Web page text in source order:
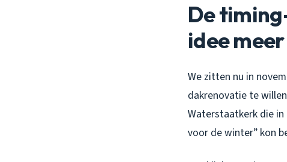
De
idee meer
We zitten nu in
dakrenovatie te
Waterstaatkerk die in
voor de winter” kon